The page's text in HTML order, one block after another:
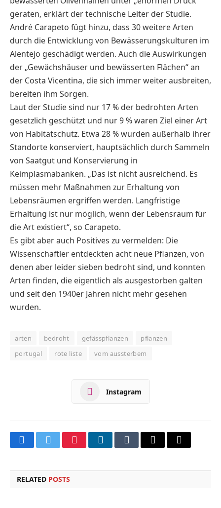
geraten, erklärt der technische Leiter der Studie.
André Carapeto fügt hinzu, dass 30 weitere Arten
durch die Entwicklung von Bewässerungskulturen im
Alentejo geschädigt werden. Auch die Auswirkungen
der „Gewächshäuser und bewässerten Flächen“ an
der Costa Vicentina, die sich immer weiter ausbreiten,
bereiten ihm Sorgen.
Laut der Studie sind nur 17 % der bedrohten Arten
gesetzlich geschützt und nur 9 % waren Ziel einer Art
von Habitatschutz. Etwa 28 % wurden außerhalb ihrer
Standorte konserviert, hauptsächlich durch Sammeln
von Saatgut und Konservierung in
Keimplasmabanken. „Das ist nicht ausreichend. Es
müssen mehr Maßnahmen zur Erhaltung von
Lebensräumen ergriffen werden. Langfristige
Erhaltung ist nur möglich, wenn der Lebensraum für
die Art existiert“, so Carapeto.
Es gibt aber auch Positives zu vermelden: Die
Wissenschaftler entdeckten acht neue Pflanzen, von
denen aber leider sieben bedroht sind, und konnten
Arten finden, die eigentlich als ausgestorben galten
und seit den 1940er Jahren nicht mehr gesehen
wurden.
arten bedroht gefässpflanzen
pflanzen
portugal
rote liste vom aussterbem
Instagram
FacebookTwitterPinterestLinkedInTumblrEmail
Copy
RELATED POSTS